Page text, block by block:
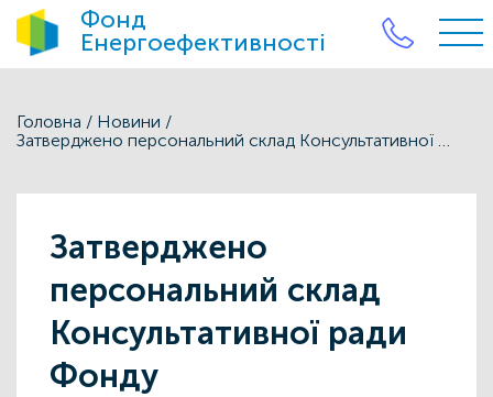
Фонд
Енергоефективності
Головна / Новини /
Затверджено персональний склад Консультативної ради Фонду енергоефективності
Затверджено
персональний склад
Консультативної ради
Фонду